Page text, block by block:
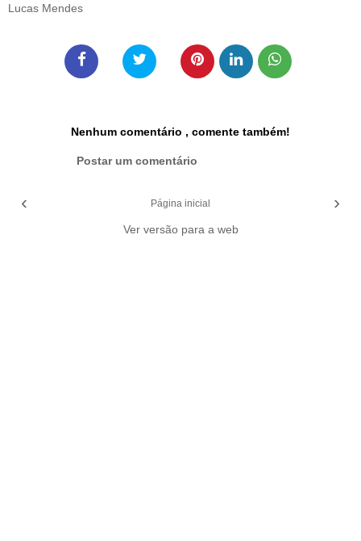
Lucas Mendes
Nenhum comentário , comente também!
Postar um comentário
‹ ›
Página inicial
Ver versão para a web